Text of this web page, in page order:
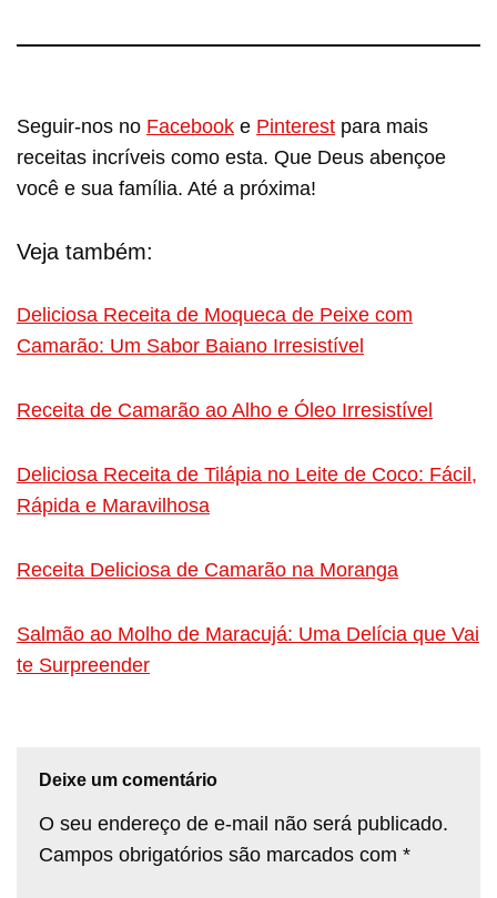
Seguir-nos no Facebook e Pinterest para mais
receitas incríveis como esta. Que Deus abençoe
você e sua família. Até a próxima!
Veja também:
Deliciosa Receita de Moqueca de Peixe com
Camarão: Um Sabor Baiano Irresistível
Receita de Camarão ao Alho e Óleo Irresistível
Deliciosa Receita de Tilápia no Leite de Coco: Fácil,
Rápida e Maravilhosa
Receita Deliciosa de Camarão na Moranga
Salmão ao Molho de Maracujá: Uma Delícia que Vai
te Surpreender
Deixe um comentário
O seu endereço de e-mail não será publicado.
Campos obrigatórios são marcados com *